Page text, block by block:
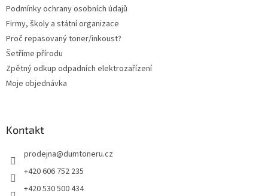
Podmínky ochrany osobních údajů
Firmy, školy a státní organizace
Proč repasovaný toner/inkoust?
Šetříme přírodu
Zpětný odkup odpadních elektrozařízení
Moje objednávka
Kontakt
prodejna@dumtoneru.cz
+420 606 752 235
+420 530 500 434